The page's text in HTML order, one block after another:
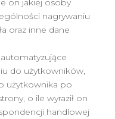
on jakiej osoby
nagrywaniu
oraz inne dane
do użytkowników,
użytkownika po
o ile wyraził on
handlowej